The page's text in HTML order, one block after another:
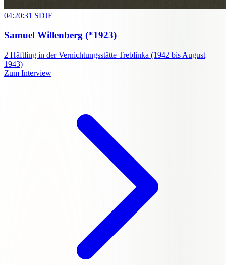
04:20:31 SDJE
Samuel Willenberg (*1923)
2 Häftling in der Vernichtungsstätte Treblinka (1942 bis August
1943)
Zum Interview